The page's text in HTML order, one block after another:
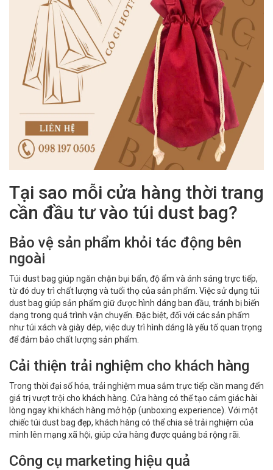
Tại sao mỗi cửa hàng thời trang
cần đầu tư vào túi dust bag?
Bảo vệ sản phẩm khỏi tác động bên
ngoài
Túi dust bag giúp ngăn chặn bụi bẩn, độ ẩm và ánh sáng trực tiếp,
từ đó duy trì chất lượng và tuổi thọ của sản phẩm. Việc sử dụng túi
dust bag giúp sản phẩm giữ được hình dáng ban đầu, tránh bị biến
dạng trong quá trình vận chuyển. Đặc biệt, đối với các sản phẩm
như túi xách và giày dép, việc duy trì hình dáng là yếu tố quan trọng
để đảm bảo chất lượng sản phẩm.
Cải thiện trải nghiệm cho khách hàng
Trong thời đại số hóa, trải nghiệm mua sắm trực tiếp cần mang đến
giá trị vượt trội cho khách hàng. Cửa hàng có thể tạo cảm giác hài
lòng ngay khi khách hàng mở hộp (unboxing experience). Với một
chiếc túi dust bag đẹp, khách hàng có thể chia sẻ trải nghiệm của
mình lên mạng xã hội, giúp cửa hàng được quảng bá rộng rãi.
Công cụ marketing hiệu quả